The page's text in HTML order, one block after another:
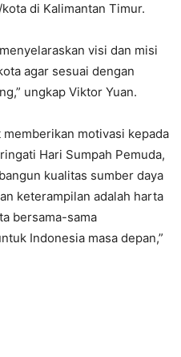
di Kalimantan Timur.
visi dan misi
agar sesuai dengan
ungkap Viktor Yuan.
motivasi kepada
Hari Sumpah Pemuda,
kualitas sumber daya
keterampilan adalah harta
bersama-sama
Indonesia masa depan,”